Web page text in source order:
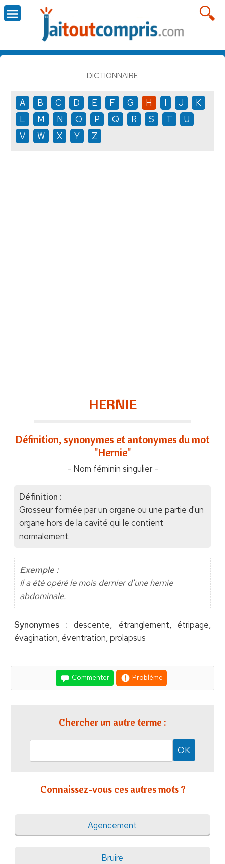
DICTIONNAIRE
A B C D E F G H I J
K
L
M N O P Q R S T
U
V
W X Y Z
HERNIE
Définition, synonymes et antonymes du mot
"Hernie"
- Nom féminin singulier -
Définition :
Grosseur formée par un organe ou une partie d'un
organe hors de la cavité qui le contient
normalement.
Exemple :
Il a été opéré le mois dernier d'une hernie
abdominale.
Synonymes : descente, étranglement, étripage,
évagination, éventration, prolapsus
Commenter Problème
Chercher un autre terme :
Connaissez-vous ces autres mots ?
Agencement
Bruire